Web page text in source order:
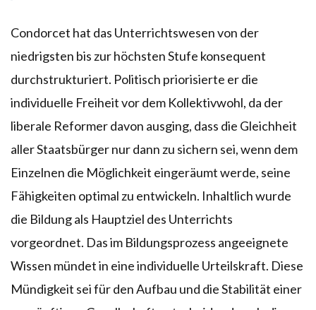
Condorcet hat das Unterrichtswesen von der
niedrigsten bis zur höchsten Stufe konsequent
durchstrukturiert. Politisch priorisierte er die
individuelle Freiheit vor dem Kollektivwohl, da der
liberale Reformer davon ausging, dass die Gleichheit
aller Staatsbürger nur dann zu sichern sei, wenn dem
Einzelnen die Möglichkeit eingeräumt werde, seine
Fähigkeiten optimal zu entwickeln. Inhaltlich wurde
die Bildung als Hauptziel des Unterrichts
vorgeordnet. Das im Bildungsprozess angeeignete
Wissen mündet in eine individuelle Urteilskraft. Diese
Mündigkeit sei für den Aufbau und die Stabilität einer